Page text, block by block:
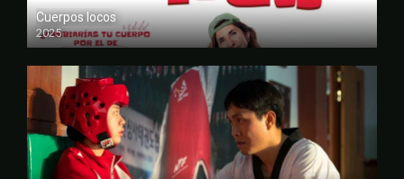
Cuerpos locos
2025
FULL HD